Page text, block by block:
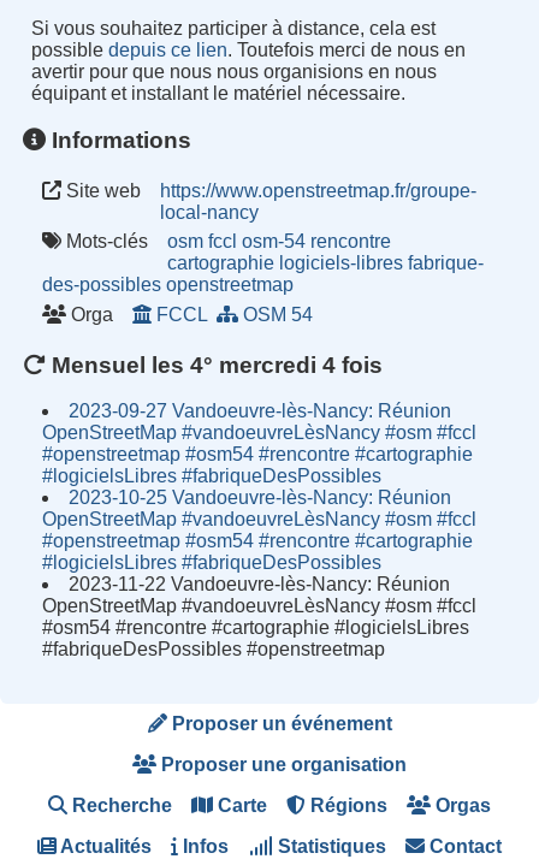
Si vous souhaitez participer à distance, cela est
possible depuis ce lien. Toutefois merci de nous en
avertir pour que nous nous organisions en nous
équipant et installant le matériel nécessaire.
Informations
Site web
https://www.openstreetmap.fr/groupe-
local-nancy
Mots-clés
osm fccl osm-54 rencontre
cartographie logiciels-libres fabrique-
des-possibles openstreetmap
Orga
FCCL OSM 54
Mensuel les 4° mercredi 4 fois
2023-09-27 Vandoeuvre-lès-Nancy: Réunion
OpenStreetMap #vandoeuvreLèsNancy #osm #fccl
#openstreetmap #osm54 #rencontre #cartographie
#logicielsLibres #fabriqueDesPossibles
2023-10-25 Vandoeuvre-lès-Nancy: Réunion
OpenStreetMap #vandoeuvreLèsNancy #osm #fccl
#openstreetmap #osm54 #rencontre #cartographie
#logicielsLibres #fabriqueDesPossibles
2023-11-22 Vandoeuvre-lès-Nancy: Réunion
OpenStreetMap #vandoeuvreLèsNancy #osm #fccl
#osm54 #rencontre #cartographie #logicielsLibres
#fabriqueDesPossibles #openstreetmap
Proposer un événement
Proposer une organisation
Recherche Carte Régions Orgas
Actualités Infos Statistiques Contact